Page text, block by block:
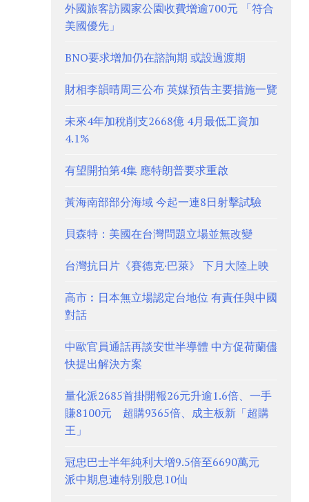
外國旅客訪國家公園收費增逾700元 「符合
美國優先」
BNO要求增加仍在諮詢期 或設過渡期
財相李韻晴周三公布 英媒預告主要措施一覽
未來4年加稅削支2668億 4月最低工資加
4.1%
有望開拍第4集 應特朗普要求重啟
黃海南部部分海域 今起一連8日射擊試驗
貝森特：美國在台灣問題立場並無改變
台灣抗日片《賽德克·巴萊》 下月大陸上映
高市︰日本無立場認定台地位 有責任與中國
對話
中歐官員通話再談安世半導體 中方促荷蘭儘
快提出解決方案
量化派2685首掛開報26元升逾1.6倍、一手
賺8100元 超購9365倍、成主板新「超購
王」
冠忠巴士半年純利大增9.5倍至6690萬元
派中期息連特別股息10仙